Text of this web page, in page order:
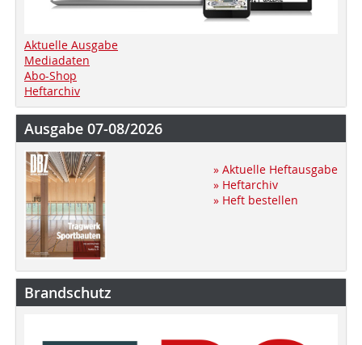
Aktuelle Ausgabe
Mediadaten
Abo-Shop
Heftarchiv
Ausgabe 07-08/2026
» Aktuelle Heftausgabe
» Heftarchiv
» Heft bestellen
Brandschutz